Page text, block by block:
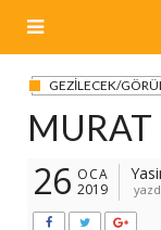
GEZILECEK/
26 OCA
2019